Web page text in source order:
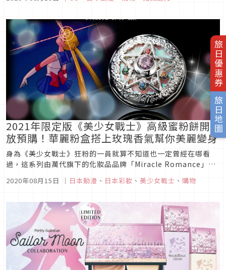
旅日優惠券
旅日地圖
全台GU實體店鋪正式販售。不分男女老幼都能穿上的鬼滅聯名
界為靈...
2021年限定版《美少女戰士》高級蜜粉餅開
放預購！華麗粉盒搭上玫瑰香氣幫你美麗變身
身為《美少女戰士》狂粉的一員就算不知道也一定曾經在哪看
過，這系列由萬代旗下的化妝品品牌「Miracle Romance」所
還是讓眾人都忍不住心動，等年底到手後正好可以當成是辛苦一
美麗自信，...
2020年08月15日 ｜ 日本動漫 、 日本彩妝 、 美少女戰士 、 購物